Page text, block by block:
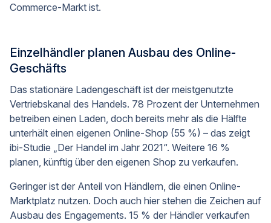
Commerce-Markt ist.
Einzelhändler planen Ausbau des Online-
Geschäfts
Das stationäre Ladengeschäft ist der meistgenutzte
Vertriebskanal des Handels. 78 Prozent der Unternehmen
betreiben einen Laden, doch bereits mehr als die Hälfte
unterhält einen eigenen Online-Shop (55 %) – das zeigt
ibi-Studie „Der Handel im Jahr 2021“. Weitere 16 %
planen, künftig über den eigenen Shop zu verkaufen.
Geringer ist der Anteil von Händlern, die einen Online-
Marktplatz nutzen. Doch auch hier stehen die Zeichen auf
Ausbau des Engagements. 15 % der Händler verkaufen